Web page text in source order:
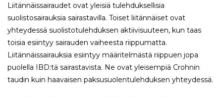
Liitännäissairaudet ovat yleisiä tulehduksellisia
suolistosairauksia sairastavilla. Toiset liitännäiset ovat
yhteydessä suolistotulehduksen aktiivisuuteen, kun taas
toisia esiintyy sairauden vaiheesta riippumatta.
Liitännäissairauksia esiintyy määritelmästä riippuen jopa
puolella IBD:tä sairastavista. Ne ovat yleisempiä Crohnin
taudin kuin haavaisen paksusuolentulehduksen yhteydessä.